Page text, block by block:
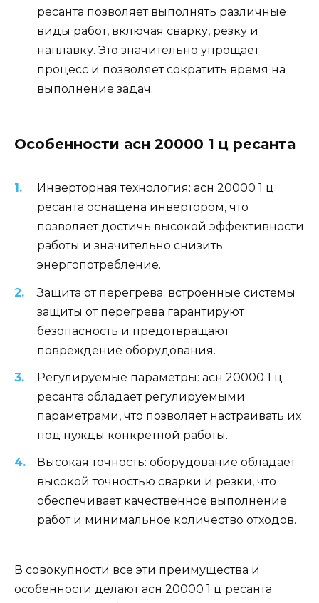
ресанта позволяет выполнять различные
виды работ, включая сварку, резку и
наплавку. Это значительно упрощает
процесс и позволяет сократить время на
выполнение задач.
Особенности асн 20000 1 ц ресанта
Инверторная технология: асн 20000 1 ц
ресанта оснащена инвертором, что
позволяет достичь высокой эффективности
работы и значительно снизить
энергопотребление.
Защита от перегрева: встроенные системы
защиты от перегрева гарантируют
безопасность и предотвращают
повреждение оборудования.
Регулируемые параметры: асн 20000 1 ц
ресанта обладает регулируемыми
параметрами, что позволяет настраивать их
под нужды конкретной работы.
Высокая точность: оборудование обладает
высокой точностью сварки и резки, что
обеспечивает качественное выполнение
работ и минимальное количество отходов.
В совокупности все эти преимущества и
особенности делают асн 20000 1 ц ресанта